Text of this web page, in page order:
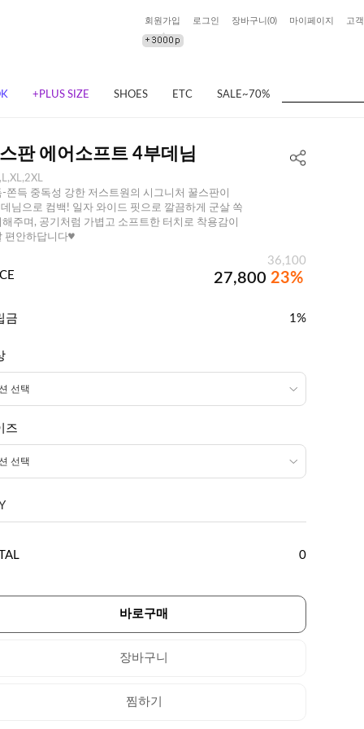
회원가입 로그인 장바구니(0) 마이페이지 고
+PLUS SIZE SHOES ETC SALE~70%
판 에어소프트 4부데님
-쫀득 중독성 강한 저스트원의 시그니처 꿀스판이
님으로 컴백! 일자 와이드 핏으로 깔끔하게 군살 쏙
주며, 공기처럼 가볍고 소프트한 터치로 착용감이
편안하답니다♥
36,100
27,800 23%
금 1%
즈
0
바로구매
장바구니
찜하기